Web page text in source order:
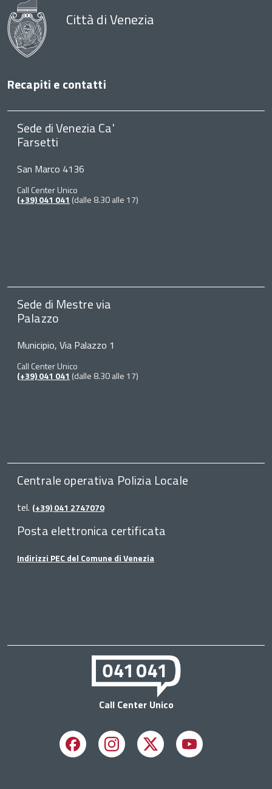
Città di Venezia
Recapiti e contatti
Sede di Venezia Ca'
Farsetti
San Marco 4136
Call Center Unico
(+39) 041 041 (dalle 8.30 alle 17)
Sede di Mestre via
Palazzo
Municipio, Via Palazzo 1
Call Center Unico
(+39) 041 041 (dalle 8.30 alle 17)
Centrale operativa Polizia Locale
tel. (+39) 041 2747070
Posta elettronica certificata
Indirizzi PEC del Comune di Venezia
Call Center Unico
FacebookInstagramX Youtube